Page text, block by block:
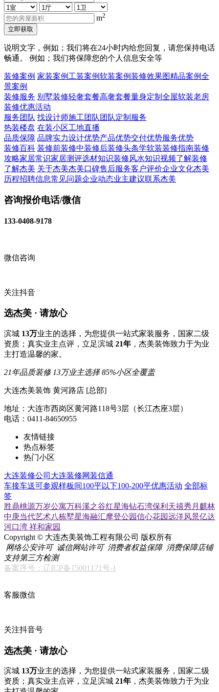
m2
立即获取
说明文字，例如；我们将在24小时内给您回复，请您保持电话
畅通。 例如；我们将保障您的个人信息安全等
装修案例 家装案例 工装案例软装案例装修效果图精品案例全
景案例
装修服务 别墅装修轻奢套餐高奢套餐量身定制 全屋软装老房
装修优惠活动
服务团队 找设计师施工团队 团队定制服务
热装楼盘 在装小区工地直播
品质保障 品牌实力设计优势产品优势交付优势服务优势
装修百科 装修前装修中装修后装修头条学软装装修指南装修
攻略家居常识家居测评选材知识装修风水知识视频了解装修
了解杰美 关于杰美杰美口碑售后服务客户评价企业文化杰美
历程招聘信息常见问题企业动态业主建议联系杰美
咨询报价电话/微信
133-0408-9178
微信咨询
关注抖音
选杰美 · 请放心
滨城 13万业主的选择，为您提供一站式家装服务，国家二级
资质；真实业主点评，立足滨城 21年 ，杰美装饰致力于为业
主打造温馨的家。
21年品质装修 13万业主选择 85%小区全覆盖
大连杰美装饰 黄河路店 [总部]
地址：大连市西岗区黄河路118号3层（长江杰座3层）
电话：0411-84650955
友情链接
热点标签
热门小区
大连装修公司 大连装修网装信通
车接车送可参观样板间100平以下100-200平优惠活动 全部标
签
胜鼎桃源万岁公寓万科溪之谷红星海钻石湾保利天禧秀月麒林
中庚当代艺术八栋墅星海融汇摩登公园信心花园远洋风景亿达
河口湾 祥和家园
Copyright © 大连杰美装饰工程有限公司 版权所有
网络公安许可 诚信网站许可 消费者权益保障 消费保障店铺
支持第三方检测
备案序号：辽ICP备15001171号-1
客服微信
关注抖音号
选杰美 · 请放心
滨城 13万业主的选择，为您提供一站式家装服务，国家二级
资质；真实业主点评，立足滨城 21年 ，杰美装饰致力于为业